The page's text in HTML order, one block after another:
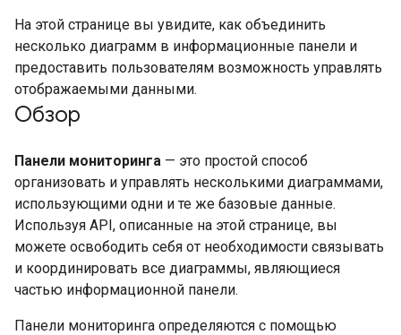
На этой странице вы увидите, как объединить
несколько диаграмм в информационные панели и
предоставить пользователям возможность управлять
отображаемыми данными.
Обзор
Панели мониторинга — это простой способ
организовать и управлять несколькими диаграммами,
использующими одни и те же базовые данные.
Используя API, описанные на этой странице, вы
можете освободить себя от необходимости связывать
и координировать все диаграммы, являющиеся
частью информационной панели.
Панели мониторинга определяются с помощью